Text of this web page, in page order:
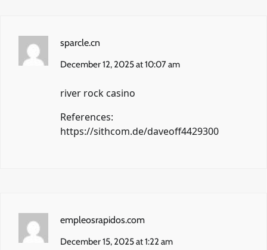
sparcle.cn
December 12, 2025 at 10:07 am
river rock casino
References:
https://sithcom.de/daveoff4429300
empleosrapidos.com
December 15, 2025 at 1:22 am